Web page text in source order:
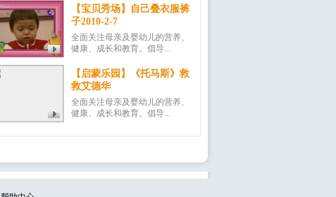
【宝贝秀场】自己叠衣服裤
子2010-2-7
全面关注母亲及婴幼儿的营养、
健康、成长和教育。倡导...
【启蒙乐园】《托马斯》救
救艾德华
全面关注母亲及婴幼儿的营养、
健康、成长和教育。倡导...